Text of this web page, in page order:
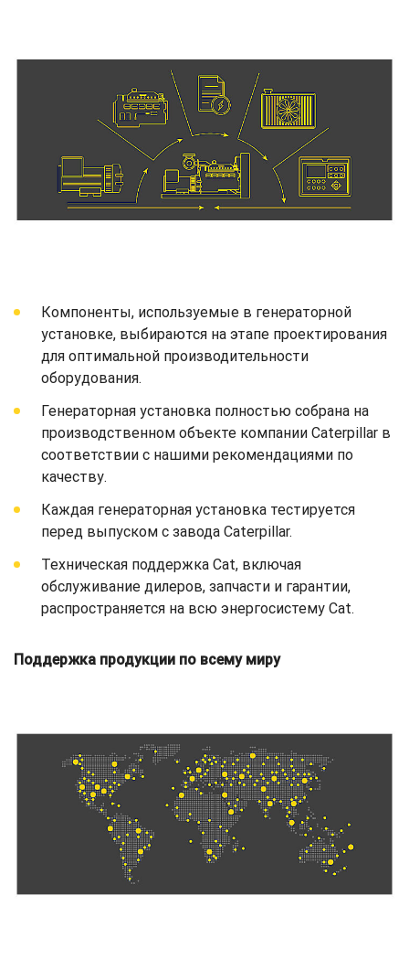
Компоненты, используемые в генераторной
установке, выбираются на этапе проектирования
для оптимальной производительности
оборудования.
Генераторная установка полностью собрана на
производственном объекте компании Caterpillar в
соответствии с нашими рекомендациями по
качеству.
Каждая генераторная установка тестируется
перед выпуском с завода Caterpillar.
Техническая поддержка Cat, включая
обслуживание дилеров, запчасти и гарантии,
распространяется на всю энергосистему Cat.
Поддержка продукции по всему миру